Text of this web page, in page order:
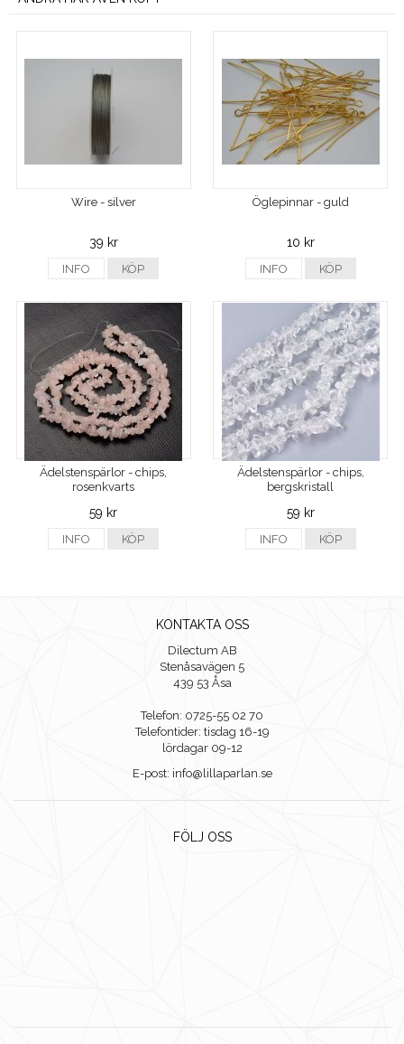
Wire - silver
39 kr
INFO KÖP
Öglepinnar - guld
10 kr
INFO KÖP
Ädelstenspärlor - chips,
rosenkvarts
59 kr
INFO KÖP
Ädelstenspärlor - chips,
bergskristall
59 kr
INFO KÖP
KONTAKTA OSS
Dilectum AB
Stenåsavägen 5
439 53 Åsa
Telefon: 0725-55 02 70
Telefontider: tisdag 16-19
lördagar 09-12
E-post: info@lillaparlan.se
FÖLJ OSS